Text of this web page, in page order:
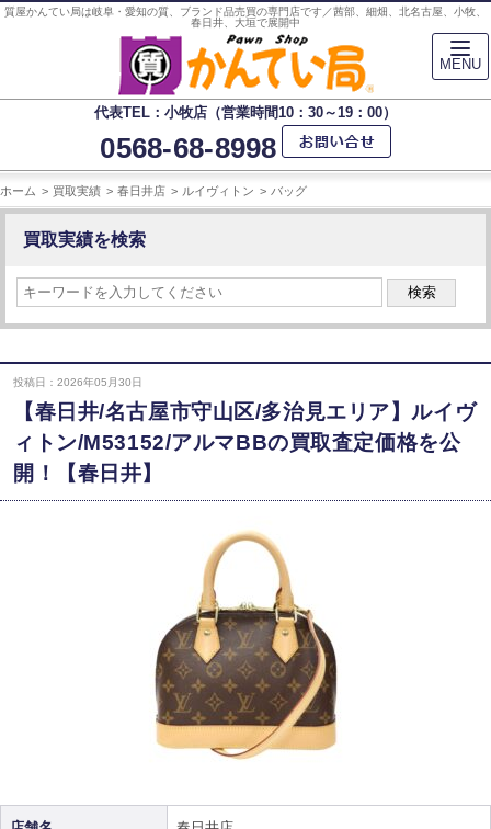
質屋かんてい局は岐阜・愛知の質、ブランド品売買の専門店です／茜部、細畑、北名古屋、小牧、
春日井、大垣で展開中
代表TEL：小牧店（営業時間10：30～19：00）
0568-68-8998
ホーム 買取実績 春日井店 ルイヴィトン バッグ
買取実績を検索
検索
投稿日：2026年05月30日
【春日井/名古屋市守山区/多治見エリア】ルイヴ
ィトン/M53152/アルマBBの買取査定価格を公
開！【春日井】
MENU